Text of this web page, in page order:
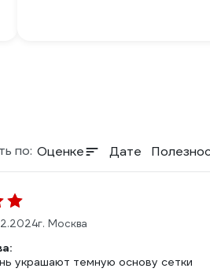
по: Оценке Дате
г. Москва
украшают темную основу сетки